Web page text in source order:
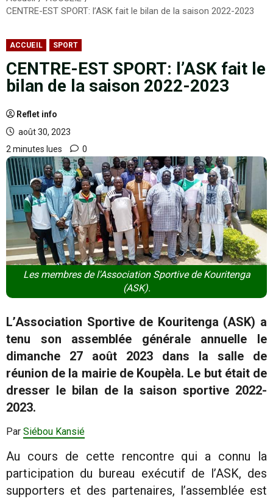
CENTRE-EST SPORT: l’ASK fait le bilan de la saison 2022-2023
ACCUEIL SPORT
CENTRE-EST SPORT: l’ASK fait le
bilan de la saison 2022-2023
Reflet info
août 30, 2023
2 minutes lues
0
Les membres de l'Association Sportive de Kouritenga
(ASK).
L’Association Sportive de Kouritenga (ASK) a
tenu son assemblée générale annuelle le
dimanche 27 août 2023 dans la salle de
réunion de la mairie de Koupèla. Le but était de
dresser le bilan de la saison sportive 2022-
2023.
Par Siébou Kansié
Au cours de cette rencontre qui a connu la
participation du bureau exécutif de l’ASK, des
supporters et des partenaires, l’assemblée est